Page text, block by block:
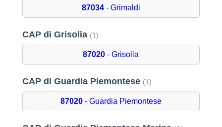
87034- Grimaldi
CAP di Grisolia (1)
87020 - Grisolia
CAP di Guardia Piemontese (1)
87020- Guardia Piemontese